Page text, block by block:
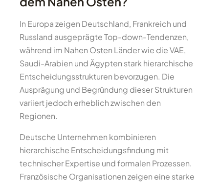
In Europa zeigen Deutschland, Frankreich und
Russland ausgeprägte Top-down-Tendenzen,
während im Nahen Osten Länder wie die VAE,
Saudi-Arabien und Ägypten stark hierarchische
Entscheidungsstrukturen bevorzugen. Die
Ausprägung und Begründung dieser Strukturen
variiert jedoch erheblich zwischen den
Regionen.
Deutsche Unternehmen kombinieren
hierarchische Entscheidungsfindung mit
technischer Expertise und formalen Prozessen.
Französische Organisationen zeigen eine starke